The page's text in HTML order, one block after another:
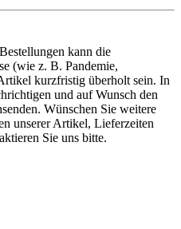
kann die
(wie z. B. Pandemie,
kurzfristig überholt sein. In
und auf Wunsch den
Wünschen Sie weitere
unserer Artikel, Lieferzeiten
Sie uns bitte.